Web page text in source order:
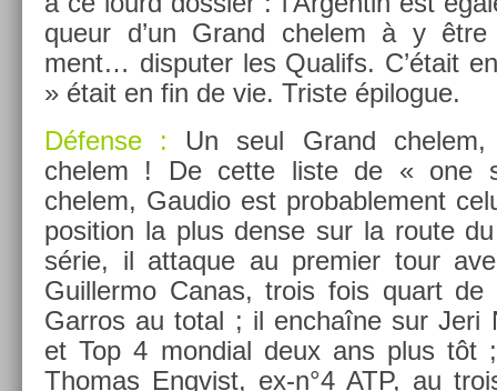
queur d’un Grand chelem à y
ment… dis­put­er les Qualifs. C’était
» était en fin de vie. Tri­ste épilogue.
Défense : Un seul Grand
chelem ! De cette liste de « one
chelem, Gaudio est pro­bab­le­ment
posi­tion la plus dense sur la route
série, il at­taque au pre­mi­er tour
Guil­lermo Canas, trois fois quart de
Garros au total ; il enchaîne sur Jeri
et Top 4 mon­di­al deux ans plus tôt
Thomas En­qv­ist, ex-n°4 ATP, au